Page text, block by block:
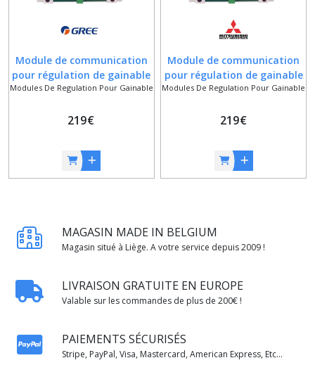
Module de communication
pour régulation de gainable
GREE
Modules De Regulation Pour Gainable
219€
Module de communication
pour régulation de gainable
MITSUBISHI HEAVY
Modules De Regulation Pour Gainable
219€
MAGASIN MADE IN BELGIUM
Magasin situé à Liège. A votre service depuis 2009 !
LIVRAISON GRATUITE EN EUROPE
Valable sur les commandes de plus de 200€ !
PAIEMENTS SÉCURISÉS
Stripe, PayPal, Visa, Mastercard, American Express, Etc...